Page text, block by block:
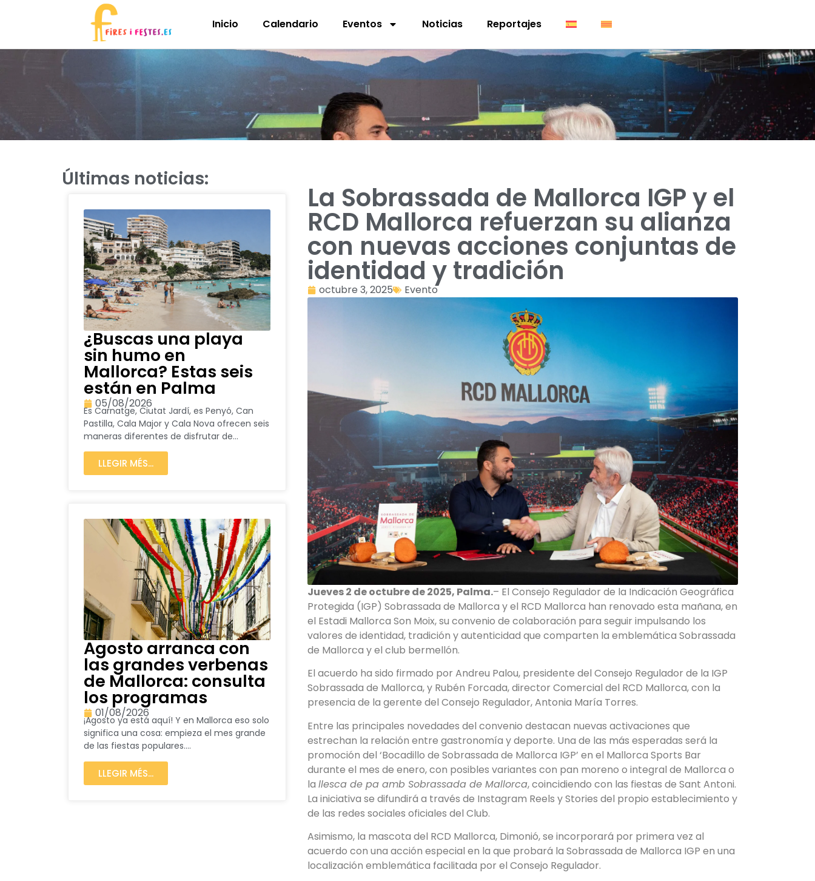
Inicio Calendario Eventos Noticias Reportajes
La Sobrassada de Mallorca IGP y el
RCD Mallorca refuerzan su alianza
con nuevas acciones conjuntas de
identidad y tradición
octubre 3, 2025 Evento
Jueves 2 de octubre de 2025, Palma.– El Consejo Regulador de la Indicación Geográfica
Protegida (IGP) Sobrassada de Mallorca y el RCD Mallorca han renovado esta mañana, en
el Estadi Mallorca Son Moix, su convenio de colaboración para seguir impulsando los
valores de identidad, tradición y autenticidad que comparten la emblemática Sobrassada
de Mallorca y el club bermellón.
El acuerdo ha sido firmado por Andreu Palou, presidente del Consejo Regulador de la IGP
Sobrassada de Mallorca, y Rubén Forcada, director Comercial del RCD Mallorca, con la
presencia de la gerente del Consejo Regulador, Antonia María Torres.
Entre las principales novedades del convenio destacan nuevas activaciones que
estrechan la relación entre gastronomía y deporte. Una de las más esperadas será la
promoción del ‘Bocadillo de Sobrassada de Mallorca IGP’ en el Mallorca Sports Bar
durante el mes de enero, con posibles variantes con pan moreno o integral de Mallorca o
lallesca de pa amb Sobrassada de Mallorca, coincidiendo con las fiestas de Sant Antoni.
La iniciativa se difundirá a través de Instagram Reels y Stories del propio establecimiento y
de las redes sociales oficiales del Club.
Asimismo, la mascota del RCD Mallorca, Dimonió, se incorporará por primera vez al
acuerdo con una acción especial en la que probará la Sobrassada de Mallorca IGP en una
localización emblemática facilitada por el Consejo Regulador.
Últimas noticias:
¿Buscas una playa
sin humo en
Mallorca? Estas seis
están en Palma
05/08/2026
Es Carnatge, Ciutat Jardí, es Penyó, Can
Pastilla, Cala Major y Cala Nova ofrecen seis
maneras diferentes de disfrutar de...
LLEGIR MÉS...
Agosto arranca con
las grandes verbenas
de Mallorca: consulta
los programas
01/08/2026
¡Agosto ya está aquí! Y en Mallorca eso solo
significa una cosa: empieza el mes grande
de las fiestas populares....
LLEGIR MÉS...